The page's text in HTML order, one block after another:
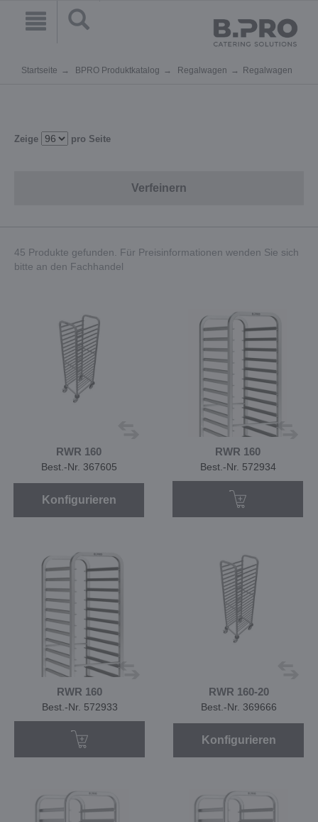
Startseite BPRO Produktkatalog Regalwagen Regalwagen
Zeige pro Seite
Verfeinern
45 Produkte gefunden. Für Preisinformationen wenden Sie sich
bitte an den Fachhandel
RWR 160
Best.-Nr. 367605
Konfigurieren
RWR 160
Best.-Nr. 572934
RWR 160
Best.-Nr. 572933
RWR 160-20
Best.-Nr. 369666
Konfigurieren